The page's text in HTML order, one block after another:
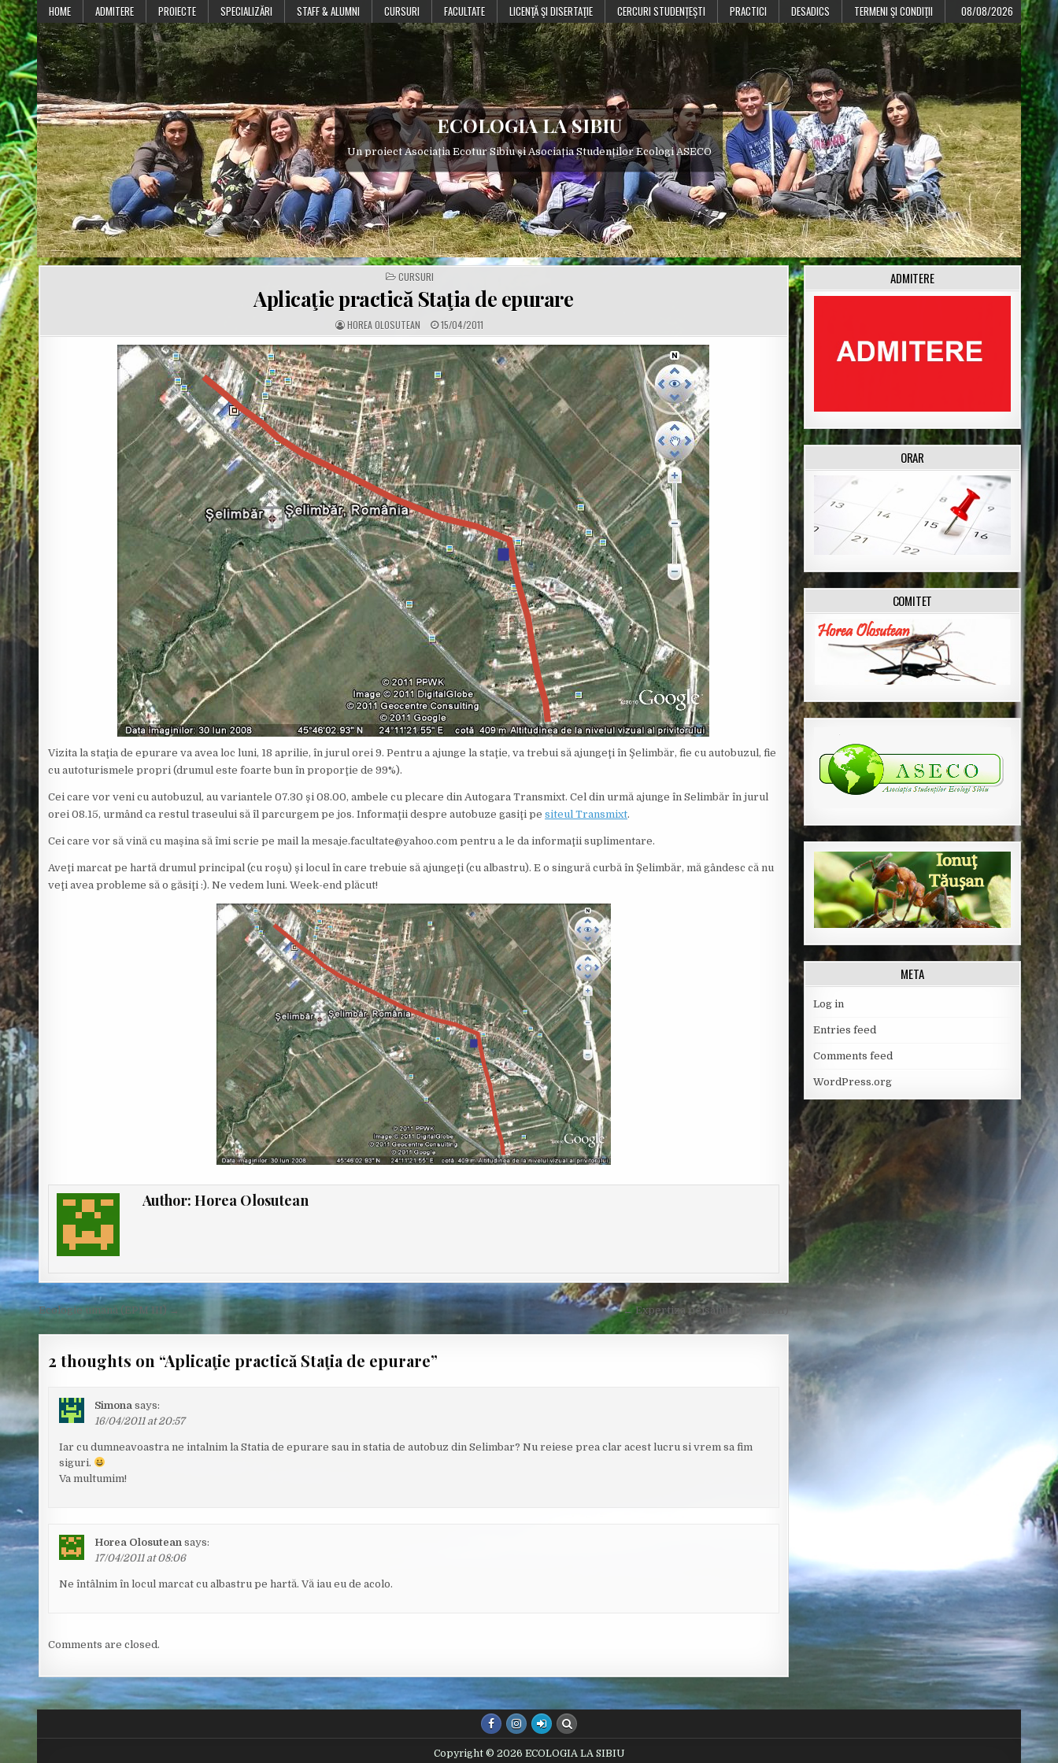
Skip
to
content
HOME ADMITERE PROIECTE SPECIALIZĂRI STAFF & ALUMNI CURSURI FACULTATE LICENŢĂ ŞI DISERTAŢIE CERCURI STUDENȚEȘTI PRACTICI DESADICS TERMENI ŞI CONDIŢII 08/08/2026
ECOLOGIA LA SIBIU
Un proiect Asociația Ecotur Sibiu și Asociația Studenților Ecologi ASECO
POSTED
IN
CURSURI
Aplicaţie practică Staţia de epurare
A
U
T
H
O
R
:
HOREA OLOSUTEAN P
U
B
L
I
S
H
E
D
D
A
T
E
:
15/04/2011
Vizita la staţia de epurare va avea loc luni, 18 aprilie, în jurul orei 9. Pentru a ajunge la staţie, va trebui să ajungeţi în Şelimbăr, fie cu autobuzul, fie
cu autoturismele propri (drumul este foarte bun în proporţie de 99%).
Cei care vor veni cu autobuzul, au variantele07.30 şi 08.00, ambele cu plecare din Autogara Transmixt. Cel din urmă ajunge în Selimbăr în jurul
orei 08.15, urmând ca restul traseului să îl parcurgem pe jos. Informaţii despre autobuze gasiţi pesiteul Transmixt.
Cei care vor să vină cu maşina să îmi scrie pe mail la mesaje.facultate@yahoo.com pentru a le da informaţii suplimentare.
Aveţi marcat pe hartă drumul principal (cu roşu) şi locul în care trebuie să ajungeţi (cu albastru). E o singură curbă în Şelimbăr, mă gândesc că nu
veţi avea probleme să o găsiţi :). Ne vedem luni. Week-end plăcut!
Author: Horea Olosutean
Post
navigation
← Expertiza peisajului (EMSE II)
Ecologie umană (EPM III) →
2 thoughts on “Aplicaţie practică Staţia de epurare”
Simona says:
16/04/2011 at 20:57
Iar cu dumneavoastra ne intalnim la Statia de epurare sau in statia de autobuz din Selimbar? Nu reiese prea clar acest lucru si vrem sa fim
siguri.
Va multumim!
Horea Olosutean says:
17/04/2011 at 08:06
Ne întâlnim în locul marcat cu albastru pe hartă. Vă iau eu de acolo.
Comments are closed.
ADMITERE
ORAR
COMITET
META
Log in
Entries feed
Comments feed
WordPress.org
Copyright © 2026 ECOLOGIA LA SIBIU